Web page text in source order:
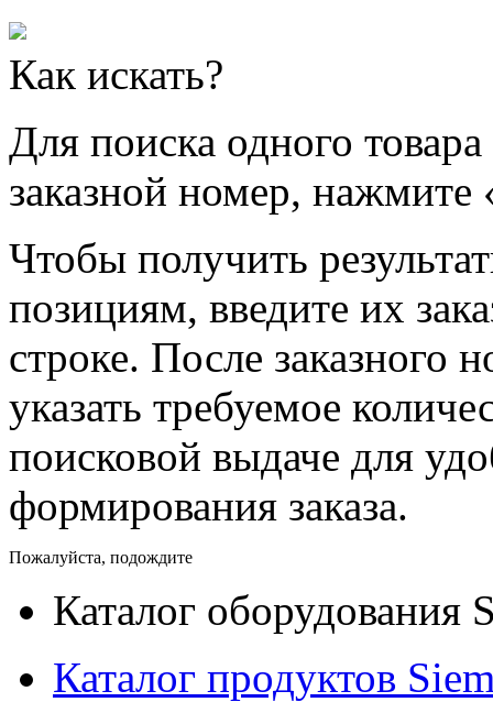
Как искать?
Для поиска одного
заказной номер, нажмите
Чтобы получить
позициям, введите их
строке. После заказного
указать требуемое
поисковой выдаче для
формирования заказа.
Пожалуйста, подождите
Каталог оборудования
Каталог продуктов